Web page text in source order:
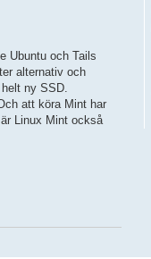
Ubuntu och Tails
alternativ och
ny SSD.
att köra Mint har
är Linux Mint också